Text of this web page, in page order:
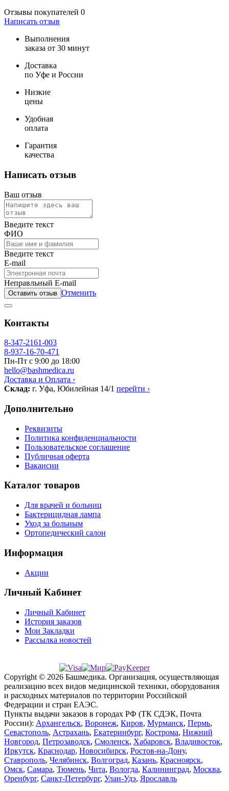
Отзывы покупателей 0
Написать отзыв
Выполнения
заказа от 30 минут
Доставка
по Уфе и России
Низкие
цены
Удобная
оплата
Гарантия
качества
Написать отзыв
Ваш отзыв
Введите текст
ФИО
Введите текст
E-mail
Неправльный E-mail
Оставить отзыв Отменить
Контакты
8-347-2161-003
8-937-16-70-471
Пн-Пт с 9:00 до 18:00
hello@bashmedica.ru
Доставка и Оплата ›
Склад: г. Уфа, Юбилейная 14/1 перейти ›
Дополнительно
Реквизиты
Политика конфиденциальности
Пользовательское соглашение
Публичная оферта
Вакансии
Каталог товаров
Для врачей и больниц
Бактерицидная лампа
Уход за больным
Ортопедический салон
Информация
Акции
Личный Кабинет
Личный Кабинет
История заказов
Мои Закладки
Рассылка новостей
Copyright © 2026 Башмедика. Организация, осуществляющая
реализацию всех видов медицинской техники, оборудования
и расходных материалов по территории Российской
Федерации и стран ЕАЭС.
Пункты выдачи заказов в городах РФ (ТК СДЭК, Почта
России): Архангельск, Воронеж, Киров, Мурманск, Пермь,
Севастополь, Астрахань, Екатеринбург, Кострома, Нижний
Новгород, Петрозаводск, Смоленск, Хабаровск, Владивосток,
Иркутск, Краснодар, Новосибирск, Ростов-на-Дону,
Ставрополь, Челябинск, Волгоград, Казань, Красноярск,
Омск, Самара, Тюмень, Чита, Вологда, Калининград, Москва,
Оренбург, Санкт-Петербург, Улан-Удэ, Ярославль